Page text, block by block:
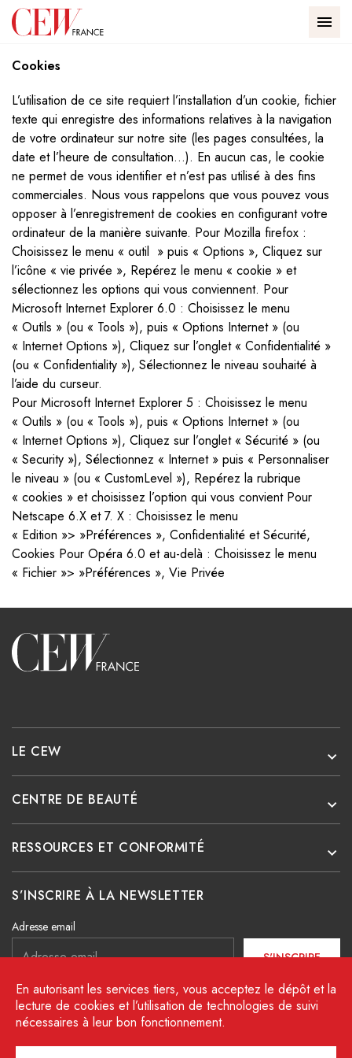
Passer au contenu
Voir le fil d’ariane
Cookies
L’utilisation de ce site requiert l’installation d’un cookie, fichier
texte qui enregistre des informations relatives à la navigation
de votre ordinateur sur notre site (les pages consultées, la
date et l’heure de consultation…). En aucun cas, le cookie
ne permet de vous identifier et n’est pas utilisé à des fins
commerciales. Nous vous rappelons que vous pouvez vous
opposer à l’enregistrement de cookies en configurant votre
ordinateur de la manière suivante. Pour Mozilla firefox :
Choisissez le menu « outil » puis « Options », Cliquez sur
l’icône « vie privée », Repérez le menu « cookie » et
sélectionnez les options qui vous conviennent. Pour
Microsoft Internet Explorer 6.0 : Choisissez le menu
« Outils » (ou « Tools »), puis « Options Internet » (ou
« Internet Options »), Cliquez sur l’onglet « Confidentialité »
(ou « Confidentiality »), Sélectionnez le niveau souhaité à
l’aide du curseur.
Pour Microsoft Internet Explorer 5 : Choisissez le menu
« Outils » (ou « Tools »), puis « Options Internet » (ou
« Internet Options »), Cliquez sur l’onglet « Sécurité » (ou
« Security »), Sélectionnez « Internet » puis « Personnaliser
le niveau » (ou « CustomLevel »), Repérez la rubrique
« cookies » et choisissez l’option qui vous convient Pour
Netscape 6.X et 7. X : Choisissez le menu
« Edition »> »Préférences », Confidentialité et Sécurité,
Cookies Pour Opéra 6.0 et au-delà : Choisissez le menu
« Fichier »> »Préférences », Vie Privée
LE CEW
CENTRE DE BEAUTÉ
RESSOURCES ET CONFORMITÉ
S’INSCRIRE À LA NEWSLETTER
Adresse email
J’ai lu et j’accepte les conditions décrites dans la charte
de protection des données.
S'INSCRIRE
Facebook
Instagram
Linkedin
Panneau de gestion des cookies
En autorisant les services tiers, vous acceptez le dépôt et la
lecture de cookies et l’utilisation de technologies de suivi
nécessaires à leur bon fonctionnement.